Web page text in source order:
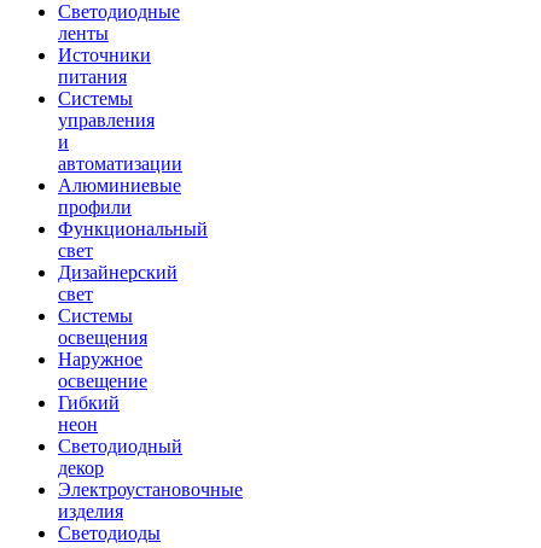
Светодиодные
ленты
Источники
питания
Системы
управления
и
автоматизации
Алюминиевые
профили
Функциональный
свет
Дизайнерский
свет
Системы
освещения
Наружное
освещение
Гибкий
неон
Светодиодный
декор
Электроустановочные
изделия
Светодиоды